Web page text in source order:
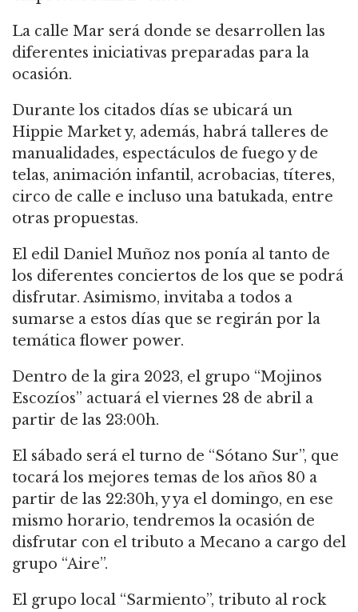
La calle Mar será donde se desarrollen las
diferentes iniciativas preparadas para la
ocasión.
Durante los citados días se ubicará un
Hippie Market y, además, habrá talleres de
manualidades, espectáculos de fuego y de
telas, animación infantil, acrobacias, títeres,
circo de calle e incluso una batukada, entre
otras propuestas.
El edil Daniel Muñoz nos ponía al tanto de
los diferentes conciertos de los que se podrá
disfrutar. Asimismo, invitaba a todos a
sumarse a estos días que se regirán por la
temática flower power.
Dentro de la gira 2023, el grupo “Mojinos
Escozíos” actuará el viernes 28 de abril a
partir de las 23:00h.
El sábado será el turno de “Sótano Sur”, que
tocará los mejores temas de los años 80 a
partir de las 22:30h, y ya el domingo, en ese
mismo horario, tendremos la ocasión de
disfrutar con el tributo a Mecano a cargo del
grupo “Aire”.
El grupo local “Sarmiento”, tributo al rock